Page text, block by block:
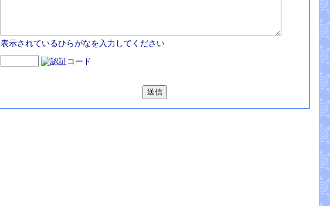
表示されているひらがなを入力してください